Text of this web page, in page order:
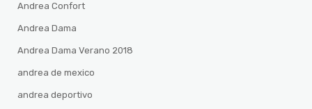
Andrea Confort
Andrea Dama
Andrea Dama Verano 2018
andrea de mexico
andrea deportivo